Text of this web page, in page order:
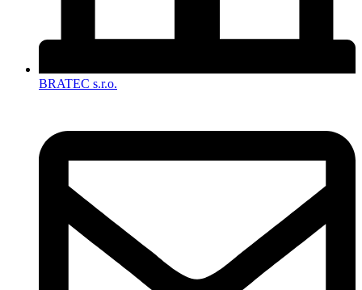
BRATEC s.r.o.